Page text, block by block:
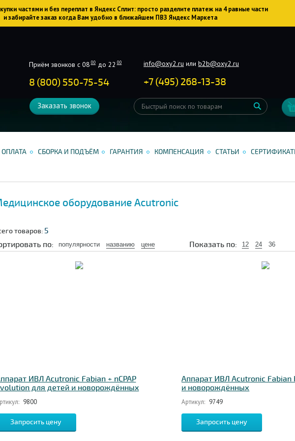
частями и без переплат в Яндекс Сплит: просто разделите платеж на 4 равные части
и забирайте заказ когда Вам удобно в ближайшем ПВЗ Яндекс Маркета
Приём звонков с 08 00до 22 00
8 (800) 550-75-54
info@oxy2.ru илиb2b@oxy2.ru
+7 (495) 268-13-38
Заказать звонок
ОПЛАТА СБОРКА И ПОДЪЁМ ГАРАНТИЯ КОМПЕНСАЦИЯ СТАТЬИ
оборудование Acutronic
товаров:5
по:
популярности названию цене Показать по: 12 24 36
ИВЛ Acutronic Fabian + nCPAP
для детей и новорождённых
9800
Запросить цену
Аппарат ИВЛ Acutronic Fabian
и новорождённых
Артикул: 9749
Запросить цену